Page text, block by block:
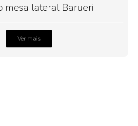
mesa lateral Barueri
Ver mais